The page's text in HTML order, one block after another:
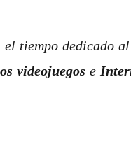
tiempo dedicado
videojuegos e